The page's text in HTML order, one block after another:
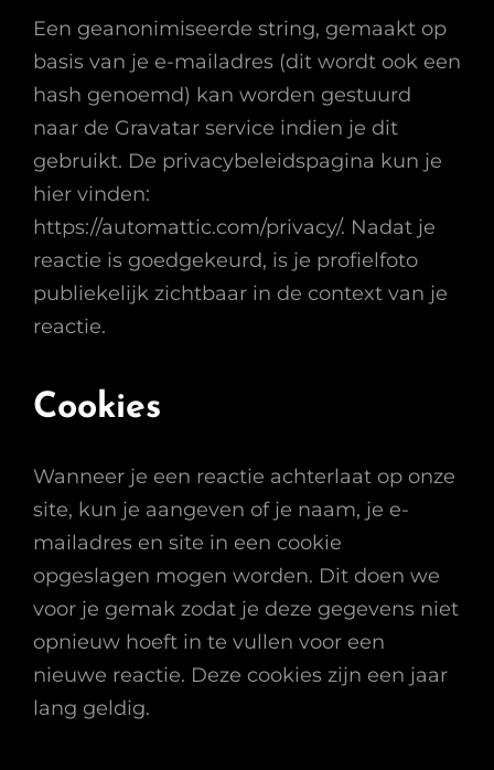
Een geanonimiseerde string, gemaakt op
basis van je e-mailadres (dit wordt ook een
hash genoemd) kan worden gestuurd
naar de Gravatar service indien je dit
gebruikt. De privacybeleidspagina kun je
hier vinden:
https://automattic.com/privacy/. Nadat je
reactie is goedgekeurd, is je profielfoto
publiekelijk zichtbaar in de context van je
reactie.
Cookies
Wanneer je een reactie achterlaat op onze
site, kun je aangeven of je naam, je e-
mailadres en site in een cookie
opgeslagen mogen worden. Dit doen we
voor je gemak zodat je deze gegevens niet
opnieuw hoeft in te vullen voor een
nieuwe reactie. Deze cookies zijn een jaar
lang geldig.